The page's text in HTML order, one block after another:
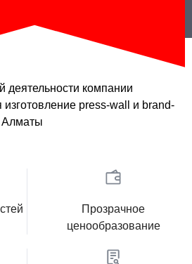
деятельности компании
изготовление press-wall и brand-
Алматы
Прозрачное
ценообразование